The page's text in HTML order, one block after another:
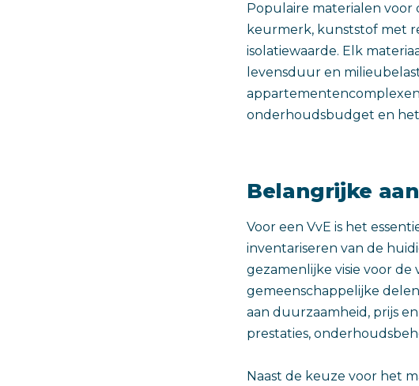
Populaire materialen
keurmerk, kunststof met
isolatiewaarde. Elk
levensduur en
onderhoudsbudget en
Belangrijke
Voor een VvE is het
inventariseren van de
gezamenlijke visie voor
gemeenschappelijke
aan duurzaamheid, prijs
prestaties,
Naast de keuze voor het